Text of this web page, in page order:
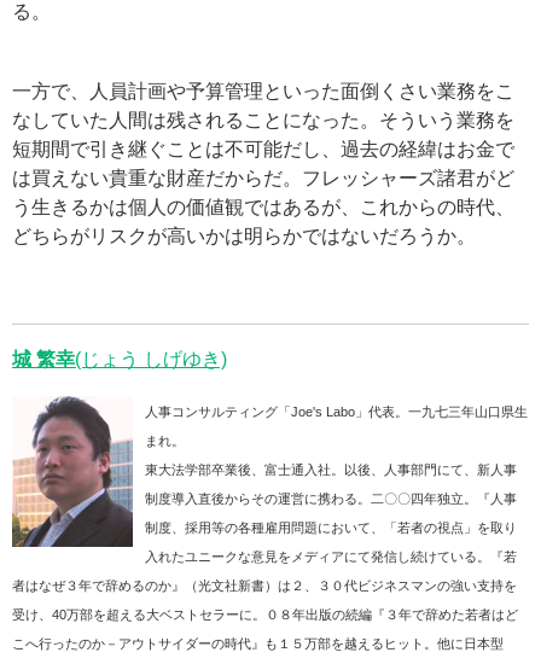
る。
一方で、人員計画や予算管理といった面倒くさい業務をこ
なしていた人間は残されることになった。そういう業務を
短期間で引き継ぐことは不可能だし、過去の経緯はお金で
は買えない貴重な財産だからだ。フレッシャーズ諸君がど
う生きるかは個人の価値観ではあるが、これからの時代、
どちらがリスクが高いかは明らかではないだろうか。
城 繁幸(じょう しげゆき)
人事コンサルティング「Joe's Labo」代表。一九七三年山口県生
まれ。
東大法学部卒業後、富士通入社。以後、人事部門にて、新人事
制度導入直後からその運営に携わる。二〇〇四年独立。『人事
制度、採用等の各種雇用問題において、「若者の視点」を取り
入れたユニークな意見をメディアにて発信し続けている。『若
者はなぜ３年で辞めるのか』（光文社新書）は２、３０代ビジネスマンの強い支持を
受け、40万部を超える大ベストセラーに。０８年出版の続編『３年で辞めた若者はど
こへ行ったのか－アウトサイダーの時代』も１５万部を越えるヒット。他に日本型